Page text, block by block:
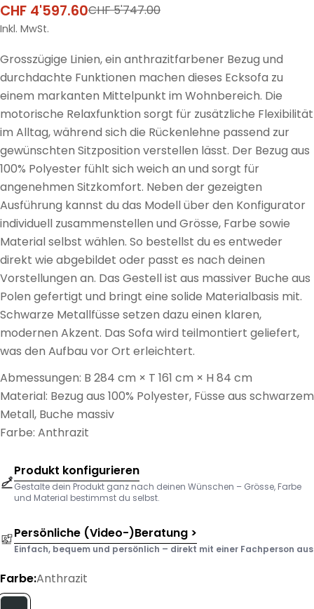
Verkaufspreis
CHF 4'597.60
Regulärer
Preis
CHF 5'747.00
Inkl. MwSt.
Grosszügige Linien, ein anthrazitfarbener Bezug und
durchdachte Funktionen machen dieses Ecksofa zu
einem markanten Mittelpunkt im Wohnbereich. Die
motorische Relaxfunktion sorgt für zusätzliche Flexibilität
im Alltag, während sich die Rückenlehne passend zur
gewünschten Sitzposition verstellen lässt. Der Bezug aus
100% Polyester fühlt sich weich an und sorgt für
angenehmen Sitzkomfort. Neben der gezeigten
Ausführung kannst du das Modell über den Konfigurator
individuell zusammenstellen und Grösse, Farbe sowie
Material selbst wählen. So bestellst du es entweder
direkt wie abgebildet oder passt es nach deinen
Vorstellungen an. Das Gestell ist aus massiver Buche aus
Polen gefertigt und bringt eine solide Materialbasis mit.
Schwarze Metallfüsse setzen dazu einen klaren,
modernen Akzent. Das Sofa wird teilmontiert geliefert,
was den Aufbau vor Ort erleichtert.
Abmessungen: B 284 cm × T 161 cm × H 84 cm
Material: Bezug aus 100% Polyester, Füsse aus schwarzem
Metall, Buche massiv
Farbe: Anthrazit
Produkt konfigurieren
Gestalte dein Produkt ganz nach deinen Wünschen – Grösse, Farbe
und Material bestimmst du selbst.
Persönliche (Video-)Beratung >
Einfach, bequem und persönlich – direkt mit einer Fachperson aus
Farbe:Anthrazit